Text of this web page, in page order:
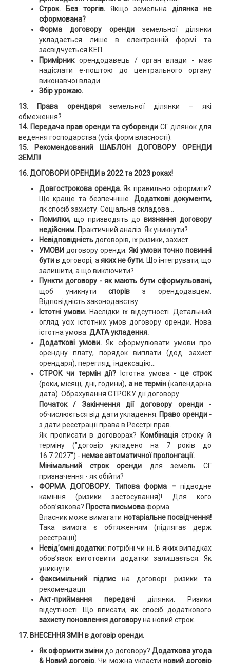
Строк. Без торгів. Якщо земельнаділянка не
сформована?
Форма договору орендиземельної ділянки
укладається лише в електронній формі та
засвідчується КЕП.
Примірник орендодавець / орган влади - має
надіслати е-поштою до центрального органу
виконавчої влади.
Збір урожаю.
13. Права орендаря земельної ділянки – які
обмеження?
14. Передача прав оренди та суборендиСГ ділянок для
ведення господарства (усіх форм власності).
15.
Рекомендований ШАБЛОН ДОГОВОРУ ОРЕНДИ
ЗЕМЛІ!
16.ДОГОВОРИ ОРЕНДИ в 2022 та 2023 роках!
Довгострокова оренда.Як правильно оформити?
Що краще та безпечніше. Додаткові документи,
як спосіб захисту. Соціальна складова...
Помилки,що призводять до визнання договору
недійсним. Практичний аналіз. Як уникнути?
Невідповідністьдоговорів, їх ризики, захист.
УМОВИ договору оренди. Які умови точно повинні
бутив договорі, аяких не бути. Що інтегрувати, що
залишити, а що виключити?
Пункти договору - як мають бути сформульовані,
щоб
уникнутиспорівз орендодавцем.
Відповідність законодавству.
Істотні умови. Наслідки їх відсутності. Детальний
огляд усіх істотних умов договору оренди. Нова
істотна умова: ДАТА укладення.
Додаткові умови. Як сформулювати умови про
орендну плату, порядок виплати (дод. захист
орендаря), перегляд, індексацію...
СТРОК чи термін дії?
Істотна умова - це строк
(роки, місяці, дні, години), а не термін(календарна
дата). Обрахування СТРОКУ дії договору.
Початок / Закінчення дії договору оренди -
обчислюється від дати укладення. Право оренди -
з дати реєстрації права в Реєстрі прав.
Як прописати в договорах?
Комбінаціястроку й
терміну
("договір укладено на 7 років до
16.7.2027") - немає автоматичної пролонгації.
Мінімальний строк оренди для земель СГ
призначення - як обійти?
ФОРМА ДОГОВОРУ. Типова форма –підводне
каміння (ризики застосування)! Для кого
обов’язкова? Проста письмоваформа.
Власник може вимагати нотаріальне посвідчення!
Така вимога є обтяженням (підлягає держ
реєстрації).
Невід’ємні додатки: потрібні чи ні. В яких випадках
обов’язок виготовити додатки залишається. Як
уникнути.
Факсимільний підписна договорі: ризики та
рекомендації.
Акт-приймання передачіділянки. Ризики
відсутності. Що вписати, як спосіб додаткового
захисту поновлення договоруна новий строк.
17. ВНЕСЕННЯ ЗМІН в договір оренди.
Як оформити змінидо договору?Додаткова угода
& Новий договір. Чи можна укласти новий договір